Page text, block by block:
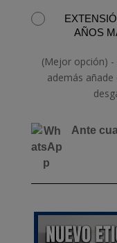
AÑOS
(Mejor opción)
además
Ante